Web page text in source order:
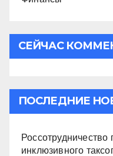
СЕЙЧАС
ПОСЛЕДНИЕ
инклюзивного